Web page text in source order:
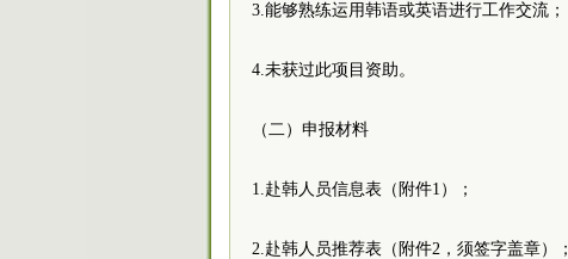
3.能够熟练运用韩语或英语进行工作交流；
4.未获过此项目资助。
（二）申报材料
1.赴韩人员信息表（附件1）；
2.赴韩人员推荐表（附件2，须签字盖章）；